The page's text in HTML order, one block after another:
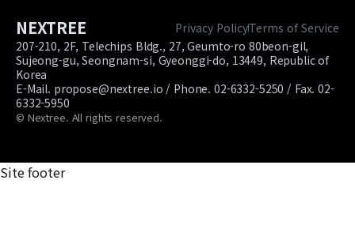
NEXTREE Privacy PolicyTerms of Service
207-210, 2F, Telechips Bldg., 27, Geumto-ro 80beon-gil,
Sujeong-gu, Seongnam-si, Gyeonggi-do, 13449, Republic of
Korea
E-Mail. propose@nextree.io / Phone. 02-6332-5250 / Fax. 02-
6332-5950
© Nextree. All rights reserved.
Site footer